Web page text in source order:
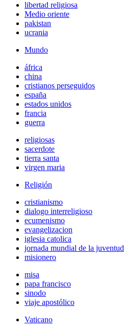
libertad religiosa
Medio oriente
pakistan
ucrania
Mundo
áfrica
china
cristianos perseguidos
españa
estados unidos
francia
guerra
religiosas
sacerdote
tierra santa
virgen maria
Religión
cristianismo
dialogo interreligioso
ecumenismo
evangelizacion
iglesia catolica
jornada mundial de la juventud
misionero
misa
papa francisco
sinodo
viaje apostólico
Vaticano